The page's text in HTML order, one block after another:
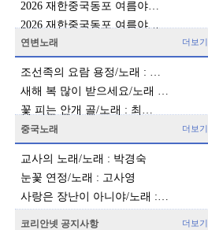
2026 재한중국동포 여름야…
2026 재한중국동포 여름야…
연변노래
조선족의 요람 용정/노래 : …
새해 복 많이 받으세요/노래 …
꽃 피는 안개 골/노래 : 최…
더보기
중국노래
교사의 노래/노래 : 박경숙
눈꽃 연정/노래 : 고사영
사랑은 장난이 아니야/노래 :…
더보기
코리안넷 공지사항 더보기